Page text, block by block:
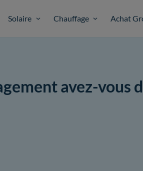
Solaire Chauffage Achat
avez-vous